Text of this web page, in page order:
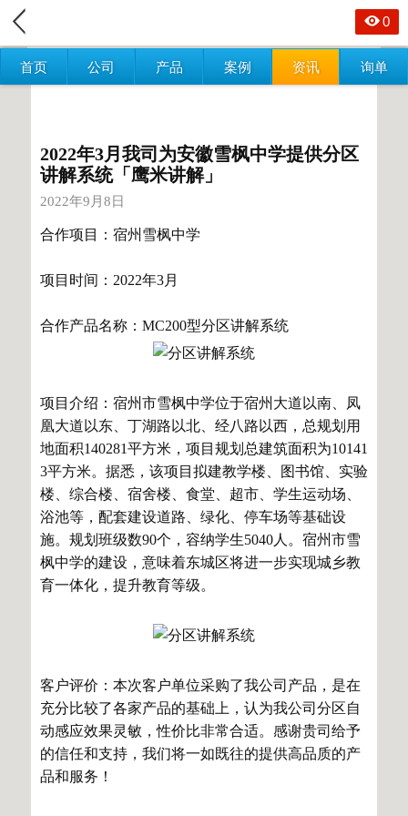
首页 公司 产品 案例 资讯 询单
0
2022年3月我司为安徽雪枫中学提供分区
讲解系统「鹰米讲解」
2022年9月8日
合作项目：宿州雪枫中学
项目时间：2022年3月
合作产品名称：MC200型分区讲解系统
项目介绍：宿州市雪枫中学位于宿州大道以南、凤
凰大道以东、丁湖路以北、经八路以西，总规划用
地面积140281平方米，项目规划总建筑面积为10141
3平方米。据悉，该项目拟建教学楼、图书馆、实验
楼、综合楼、宿舍楼、食堂、超市、学生运动场、
浴池等，配套建设道路、绿化、停车场等基础设
施。规划班级数90个，容纳学生5040人。宿州市雪
枫中学的建设，意味着东城区将进一步实现城乡教
育一体化，提升教育等级。
客户评价：本次客户单位采购了我公司产品，是在
充分比较了各家产品的基础上，认为我公司分区自
动感应效果灵敏，性价比非常合适。感谢贵司给予
的信任和支持，我们将一如既往的提供高品质的产
品和服务！